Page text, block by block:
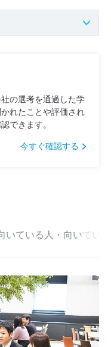
の選考を通過した学
れたことや評価され
できます。
今すぐ確認する
いている人・向いてい